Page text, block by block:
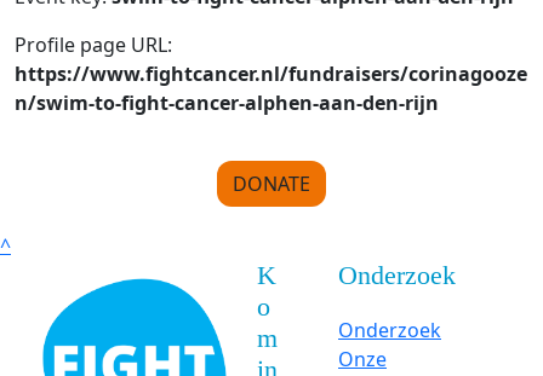
Profile page URL:
https://www.fightcancer.nl/fundraisers/corinagooze
n/swim-to-fight-cancer-alphen-aan-den-rijn
DONATE
^
K
o
m
Onderzoek
Onderzoek
Onze